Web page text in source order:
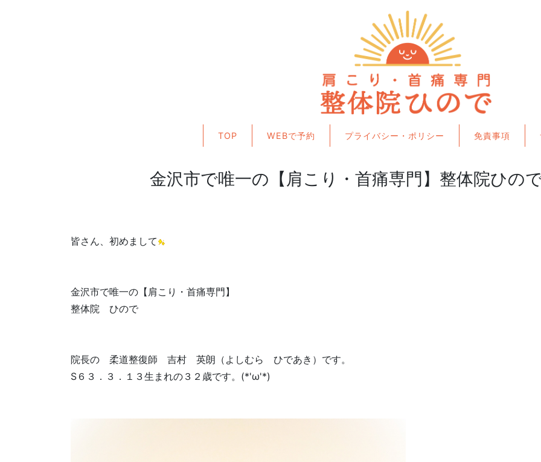
TOP WEBで予約 プライバシー・ポリシー 免責事項
金沢市で唯一の【肩こり・首痛専門】整体院ひの
皆さん、初めまして
金沢市で唯一の【肩こり・首痛専門】
整体院 ひので
院長の 柔道整復師 吉村 英朗（よしむら ひであき）です。
S６３．３．１３生まれの３２歳です。(*'ω'*)